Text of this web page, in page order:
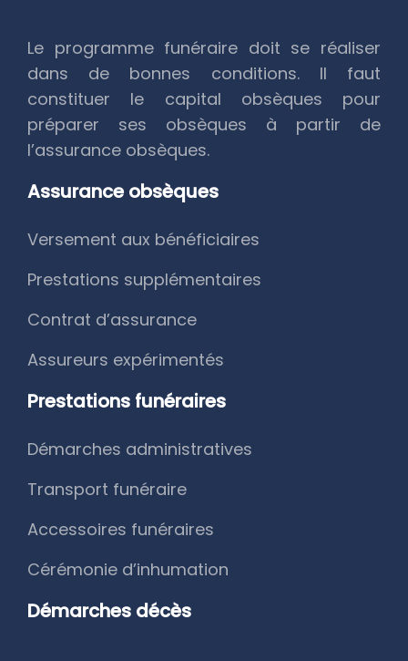
Le programme funéraire doit se réaliser
dans de bonnes conditions. Il faut
constituer le capital obsèques pour
préparer ses obsèques à partir de
l’assurance obsèques.
Assurance obsèques
Versement aux bénéficiaires
Prestations supplémentaires
Contrat d’assurance
Assureurs expérimentés
Prestations funéraires
Démarches administratives
Transport funéraire
Accessoires funéraires
Cérémonie d’inhumation
Démarches décès